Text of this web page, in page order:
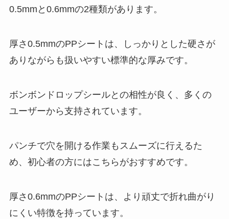
0.5mmと0.6mmの2種類があります。
厚さ0.5mmのPPシートは、しっかりとした硬さが
ありながらも扱いやすい標準的な厚みです。
ボンボンドロップシールとの相性が良く、多くの
ユーザーから支持されています。
パンチで穴を開ける作業もスムーズに行えるた
め、初心者の方にはこちらがおすすめです。
厚さ0.6mmのPPシートは、より頑丈で折れ曲がり
にくい特徴を持っています。